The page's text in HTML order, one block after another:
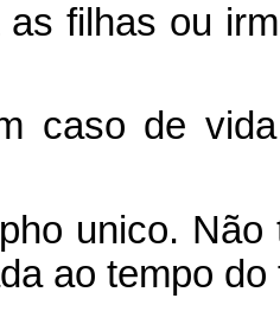
ou
de vida
unico. Não
ao tempo do